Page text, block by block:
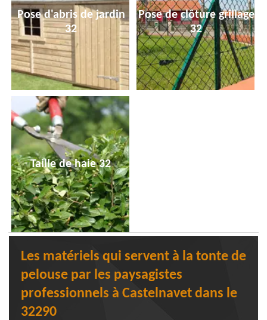
Pose d'abris de jardin
32
Pose de clôture grillage
32
Taille de haie 32
Les matériels qui servent à la tonte de
pelouse par les paysagistes
professionnels à Castelnavet dans le
32290